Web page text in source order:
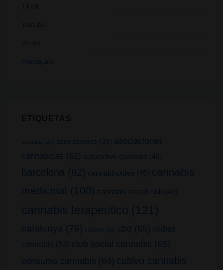
Tiktok
Youtube
Vimeo
Foursquare
alemania (27) asociaciones (39)
asociaciones
cannabicas (61) autocultivo cannabis (40)
barcelona (82) cannabinoides (45) cannabis
medicinal (100) cannabis social club (45)
cannabis terapeutico (121)
catalunya (76) cañamo (26) cbd (65) clubes
cannabis (53) club social cannabis (65)
consumo cannabis (64) cultivo cannabis